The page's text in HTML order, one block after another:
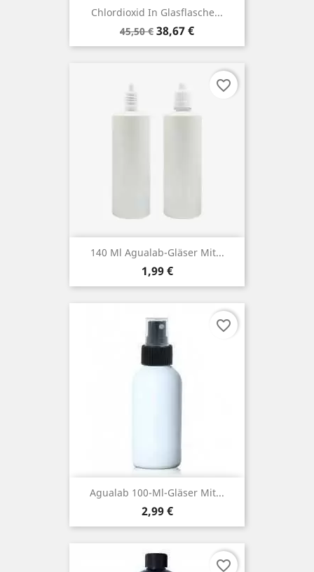
Chlordioxid In Glasflasche...
Verkaufspreis
45,50 € Preis
38,67 €
140 Ml Agualab-Gläser Mit...
Preis
1,99 €
favorite_border
Agualab 100-Ml-Gläser Mit...
Preis
2,99 €
favorite_border
favorite_border